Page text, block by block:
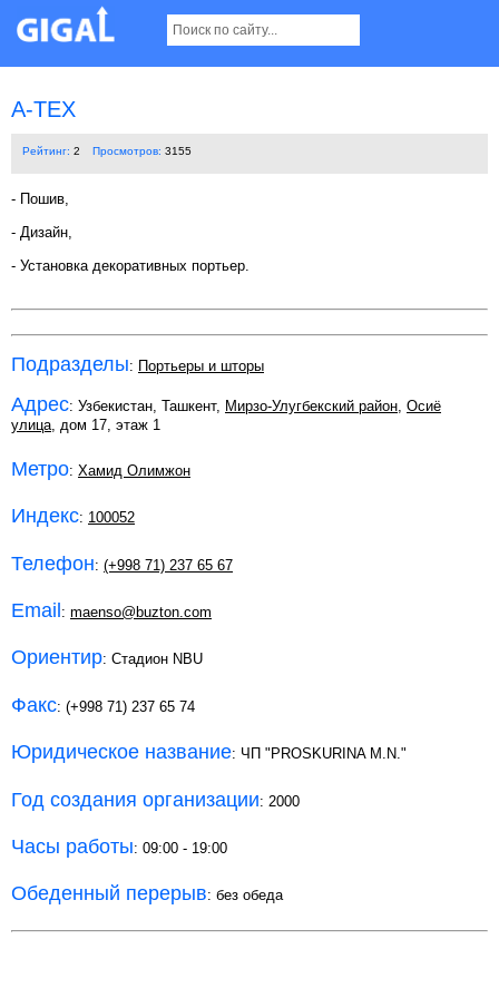
A-TEX
Рейтинг: 2 Просмотров: 3155
- Пошив,
- Дизайн,
- Установка декоративных портьер.
Подразделы: Портьеры и шторы
Адрес: Узбекистан, Ташкент, Мирзо-Улугбекский район, Осиё
улица, дом 17, этаж 1
Метро: Хамид Олимжон
Индекс: 100052
Телефон: (+998 71) 237 65 67
Email : maenso@buzton.com
Ориентир: Стадион NBU
Факс: (+998 71) 237 65 74
Юридическое название: ЧП "PROSKURINA M.N."
Год создания организации: 2000
Часы работы: 09:00 - 19:00
Обеденный перерыв: без обеда